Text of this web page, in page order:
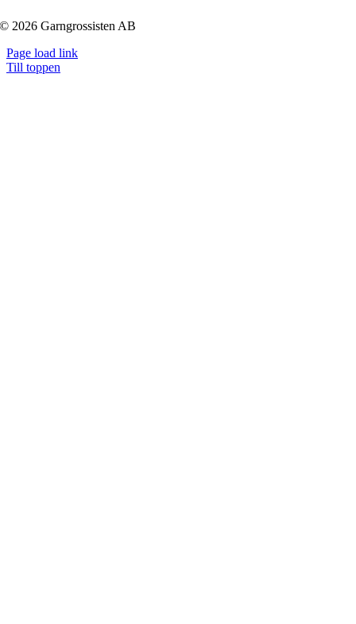
© 2026 Garngrossisten AB
Page load link
Till toppen